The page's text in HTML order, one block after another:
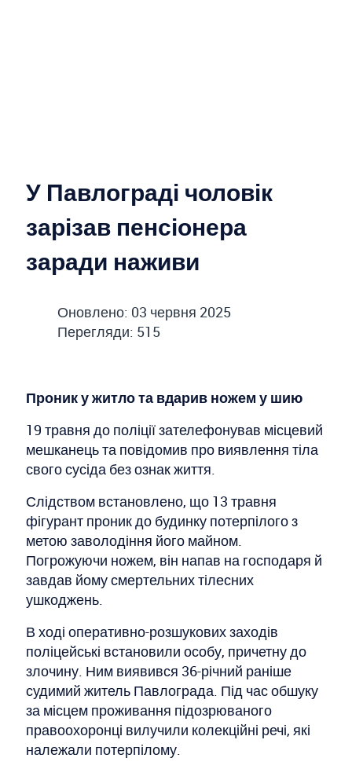
У Павлограді чоловік
зарізав пенсіонера
заради наживи
Оновлено: 03 червня 2025
Перегляди: 515
Проник у житло та вдарив ножем у шию
19 травня до поліції зателефонував місцевий
мешканець та повідомив про виявлення тіла
свого сусіда без ознак життя.
Слідством встановлено, що 13 травня
фігурант проник до будинку потерпілого з
метою заволодіння його майном.
Погрожуючи ножем, він напав на господаря й
завдав йому смертельних тілесних
ушкоджень.
В ході оперативно-розшукових заходів
поліцейські встановили особу, причетну до
злочину. Ним виявився 36-річний раніше
судимий житель Павлограда. Під час обшуку
за місцем проживання підозрюваного
правоохоронці вилучили колекційні речі, які
належали потерпілому.